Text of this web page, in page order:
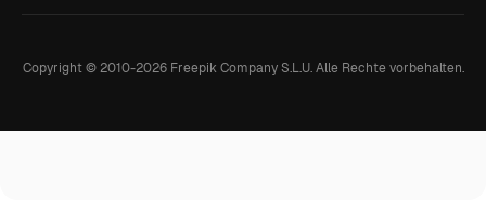
Copyright © 2010-2026Freepik Company S.L.U. Alle Rechte vorbehalten.